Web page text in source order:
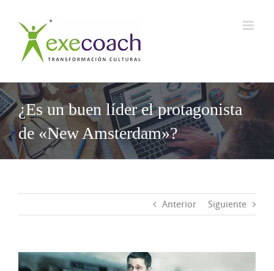
contenido
¿Es un buen líder el protagonista
de «New Amsterdam»?
Anterior Siguiente